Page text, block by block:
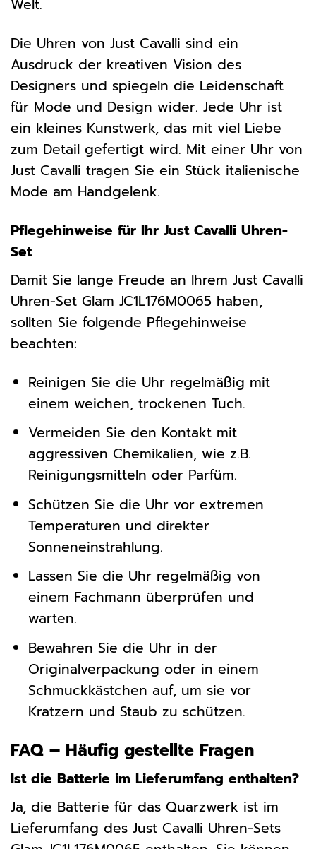
Welt.
Die Uhren von Just Cavalli sind ein
Ausdruck der kreativen Vision des
Designers und spiegeln die Leidenschaft
für Mode und Design wider. Jede Uhr ist
ein kleines Kunstwerk, das mit viel Liebe
zum Detail gefertigt wird. Mit einer Uhr von
Just Cavalli tragen Sie ein Stück italienische
Mode am Handgelenk.
Pflegehinweise für Ihr Just Cavalli Uhren-
Set
Damit Sie lange Freude an Ihrem Just Cavalli
Uhren-Set Glam JC1L176M0065 haben,
sollten Sie folgende Pflegehinweise
beachten:
Reinigen Sie die Uhr regelmäßig mit
einem weichen, trockenen Tuch.
Vermeiden Sie den Kontakt mit
aggressiven Chemikalien, wie z.B.
Reinigungsmitteln oder Parfüm.
Schützen Sie die Uhr vor extremen
Temperaturen und direkter
Sonneneinstrahlung.
Lassen Sie die Uhr regelmäßig von
einem Fachmann überprüfen und
warten.
Bewahren Sie die Uhr in der
Originalverpackung oder in einem
Schmuckkästchen auf, um sie vor
Kratzern und Staub zu schützen.
FAQ – Häufig gestellte Fragen
Ist die Batterie im Lieferumfang enthalten?
Ja, die Batterie für das Quarzwerk ist im
Lieferumfang des Just Cavalli Uhren-Sets